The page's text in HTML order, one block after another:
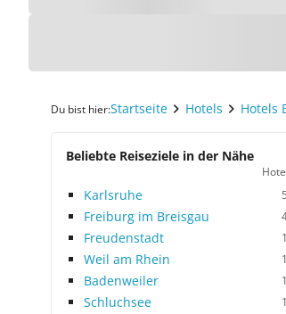
Du bist hier:Startseite Hotels Hotels
Beliebte Reiseziele in der Nähe
Karlsruhe
Freiburg im Breisgau
Freudenstadt
Weil am Rhein
Badenweiler
Schluchsee